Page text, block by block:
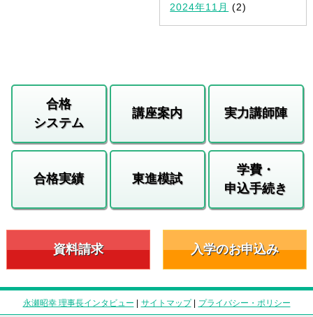
2024年11月 (2)
合格
システム
講座案内 実力講師陣
合格実績 東進模試
学費・
申込手続き
資料請求 入学のお申込み
永瀬昭幸 理事長インタビュー | サイトマップ| プライバシー・ポリシー